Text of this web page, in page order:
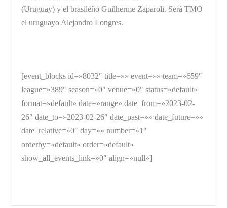
(Uruguay) y el brasileño Guilherme Zaparoli. Será TMO
el uruguayo Alejandro Longres.
[event_blocks id=»8032″ title=»» event=»» team=»659″
league=»389″ season=»0″ venue=»0″ status=»default»
format=»default» date=»range» date_from=»2023-02-
26″ date_to=»2023-02-26″ date_past=»» date_future=»»
date_relative=»0″ day=»» number=»1″
orderby=»default» order=»default»
show_all_events_link=»0″ align=»null»]